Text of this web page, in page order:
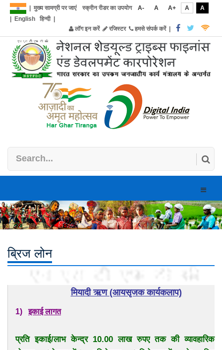
मुख्य सामग्री पर जाएं स्क्रीन रीडर का उपयोग A- A A+ A
A
English हिन्दी|
लॉग इन करें
रजिस्टर हमसे संपर्क करें|
Toggle
ब्रिज लोन
मियादी ऋण (आयसृजक कार्यकलाप)
1)इकाई लागत
प्रति इकाई/लाभ केन्द्र 10.00 लाख रुपए तक की व्यावहारिक